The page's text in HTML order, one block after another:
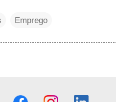
Emprego